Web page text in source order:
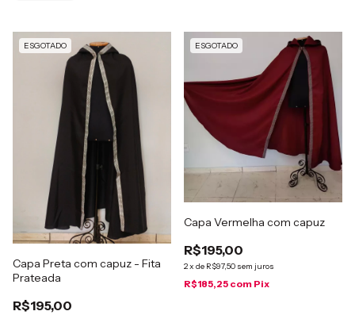
ESGOTADO
Capa Preta com capuz - Fita
Prateada
R$195,00
ESGOTADO
Capa Vermelha com capuz
R$195,00
2x de R$97,50 sem juros
R$185,25 com Pix